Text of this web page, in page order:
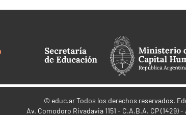
© educ.arTodos los derechos reservados.
Av. Comodoro Rivadavia 1151 - C.A.B.A. CP (1429)